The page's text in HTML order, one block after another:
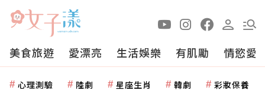
美食旅遊 愛漂亮 生活娛樂 有肌勵 情慾愛
心理測驗 陸劇 星座生肖 韓劇 彩妝保養